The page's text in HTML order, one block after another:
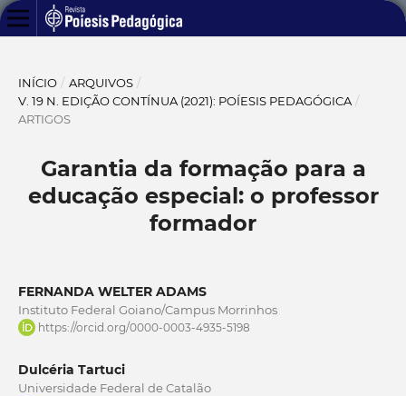
INÍCIO / ARQUIVOS /
V. 19 N. EDIÇÃO CONTÍNUA (2021): POÍESIS PEDAGÓGICA /
ARTIGOS
Garantia da formação para a
educação especial: o professor
formador
FERNANDA WELTER ADAMS
Instituto Federal Goiano/Campus Morrinhos
https://orcid.org/0000-0003-4935-5198
Dulcéria Tartuci
Universidade Federal de Catalão